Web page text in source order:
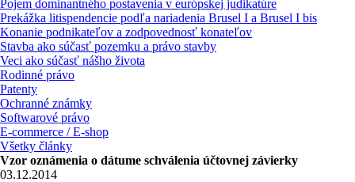
Pojem dominantného postavenia v európskej judikatúre
Prekážka litispendencie podľa nariadenia Brusel I a Brusel I bis
Konanie podnikateľov a zodpovednosť konateľov
Stavba ako súčasť pozemku a právo stavby
Veci ako súčasť nášho života
Rodinné právo
Patenty
Ochranné známky
Softwarové právo
E-commerce / E-shop
Všetky články
Vzor oznámenia o dátume schválenia účtovnej závierky
03.12.2014